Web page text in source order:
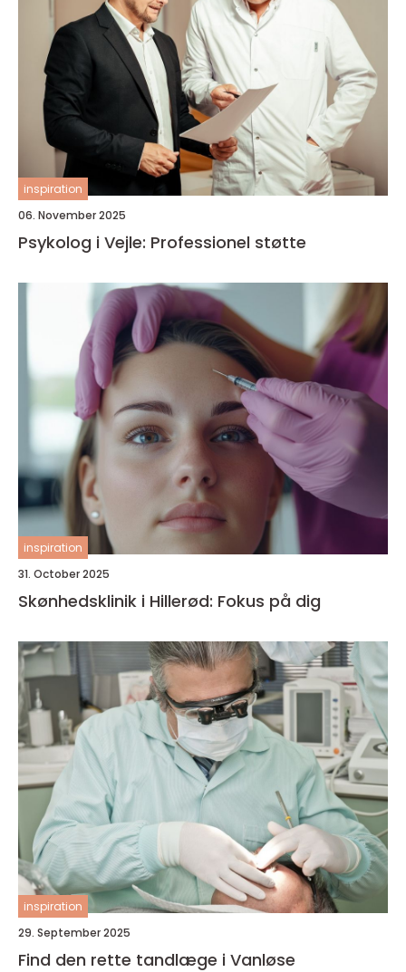
inspiration
06. November 2025
Psykolog i Vejle: Professionel støtte
inspiration
31. October 2025
Skønhedsklinik i Hillerød: Fokus på dig
inspiration
29. September 2025
Find den rette tandlæge i Vanløse